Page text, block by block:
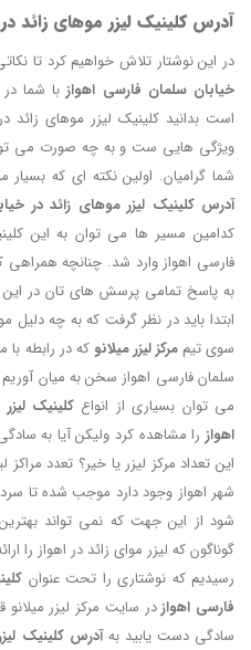
آدرس کلینیک لیزر موهای زائد
در این نوشتار تلاش خواهیم کرد تا
خیابان سلمان فارسی اهوازبا شما در
است بدانید کلینیک لیزر موهای زائد
ویژگی هایی ست و به چه صورت می
شما گرامیان. اولین نکته ای که
آدرس کلینیک لیزر موهای زائد در
کدامین مسیر ها می توان به این
فارسی اهواز وارد شد. چنانچه
به پاسخ تمامی پرسش های تان در
ابتدا باید در نظر گرفت که به چه دلیل
سوی تیممرکز لیزر میلانوکه در رابطه
سلمان فارسی اهواز سخن به میان
می توان بسیاری از انواعکلینیک
اهوازرا مشاهده کرد ولیکن آیا به
این تعداد مرکز لیزر یا خیر؟ تعدد
شهر اهواز وجود دارد موجب شده تا
شود از این جهت که نمی تواند بهترین
گوناگون که لیزر موای زائد در اهواز را
رسیدیم که نوشتاری را تحت عنوان
فارسی اهوازدر سایت مرکز لیزر میلانو
سادگی دست یابید بهآدرس کلینیک